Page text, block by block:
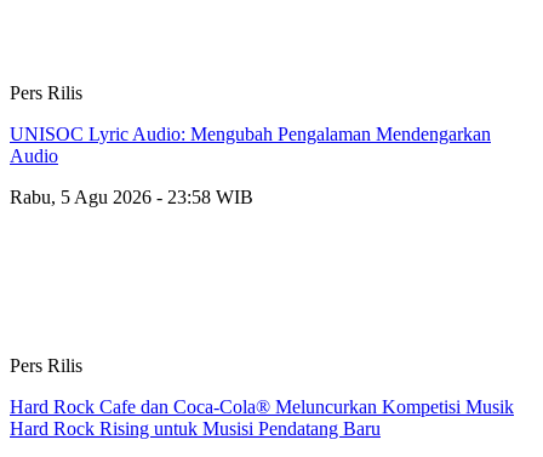
Pers Rilis
UNISOC Lyric Audio: Mengubah Pengalaman Mendengarkan
Audio
Rabu, 5 Agu 2026 - 23:58 WIB
Pers Rilis
Hard Rock Cafe dan Coca-Cola® Meluncurkan Kompetisi Musik
Hard Rock Rising untuk Musisi Pendatang Baru